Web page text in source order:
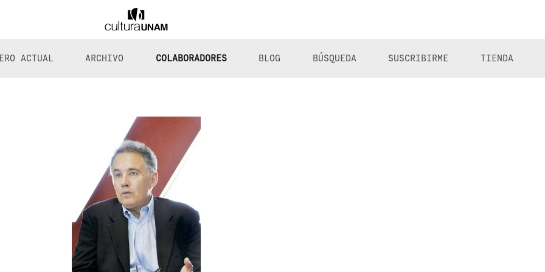
ACTUAL ARCHIVO COLABORADORES BLOG BÚSQUEDA SUSCRIBIRME TIENDA